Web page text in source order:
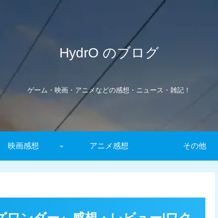
HydrO のブログ
ゲーム・映画・アニメなどの感想・ニュース・雑記！
映画感想 アニメ感想 その他